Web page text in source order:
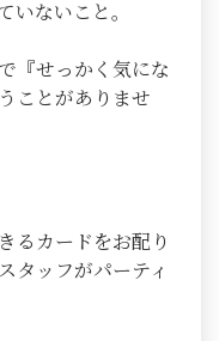
ないこと。
『せっかく気にな
ことがありませ
るカードをお配り
タッフがパーティ